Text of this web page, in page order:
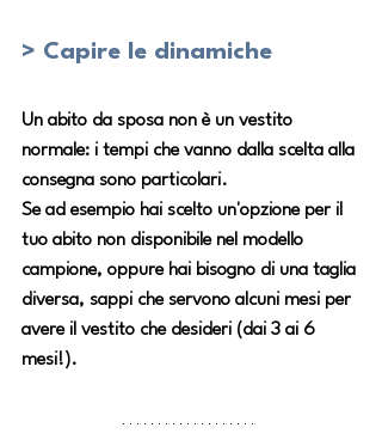
> Capire le dinamiche
Un abito da sposa non è un vestito
normale: i tempi che vanno dalla scelta alla
consegna sono particolari.
Se ad esempio hai scelto un'opzione per il
tuo abito non disponibile nel modello
campione, oppure hai bisogno di una taglia
diversa, sappi che servono alcuni mesi per
avere il vestito che desideri (dai 3 ai 6
mesi!).